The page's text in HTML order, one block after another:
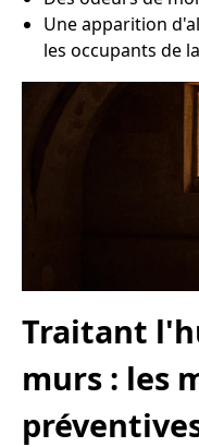
Une apparition
les occupants de
Traitant
murs : les